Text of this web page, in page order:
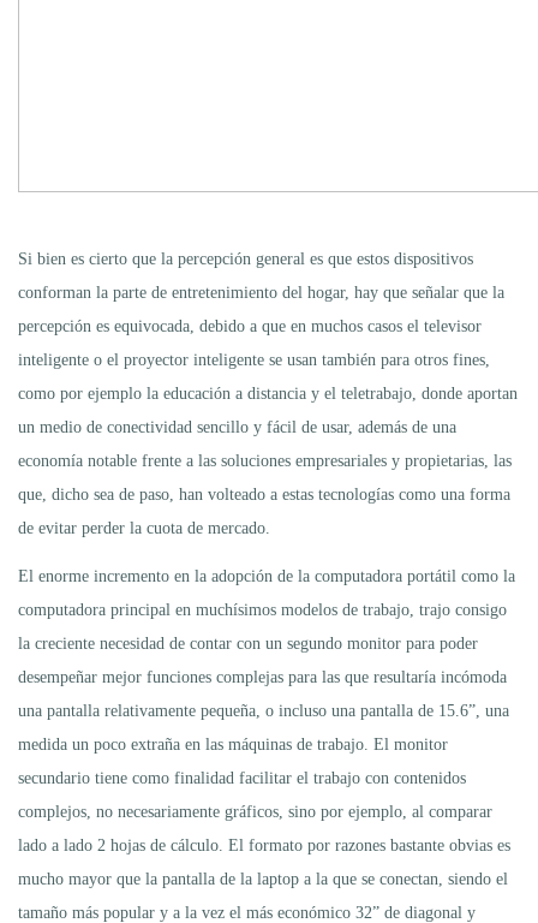
Si bien es cierto que la percepción general es que estos dispositivos
conforman la parte de entretenimiento del hogar, hay que señalar que la
percepción es equivocada, debido a que en muchos casos el televisor
inteligente o el proyector inteligente se usan también para otros fines,
como por ejemplo la educación a distancia y el teletrabajo, donde aportan
un medio de conectividad sencillo y fácil de usar, además de una
economía notable frente a las soluciones empresariales y propietarias, las
que, dicho sea de paso, han volteado a estas tecnologías como una forma
de evitar perder la cuota de mercado.
El enorme incremento en la adopción de la computadora portátil como la
computadora principal en muchísimos modelos de trabajo, trajo consigo
la creciente necesidad de contar con un segundo monitor para poder
desempeñar mejor funciones complejas para las que resultaría incómoda
una pantalla relativamente pequeña, o incluso una pantalla de 15.6”, una
medida un poco extraña en las máquinas de trabajo. El monitor
secundario tiene como finalidad facilitar el trabajo con contenidos
complejos, no necesariamente gráficos, sino por ejemplo, al comparar
lado a lado 2 hojas de cálculo. El formato por razones bastante obvias es
mucho mayor que la pantalla de la laptop a la que se conectan, siendo el
tamaño más popular y a la vez el más económico 32” de diagonal y